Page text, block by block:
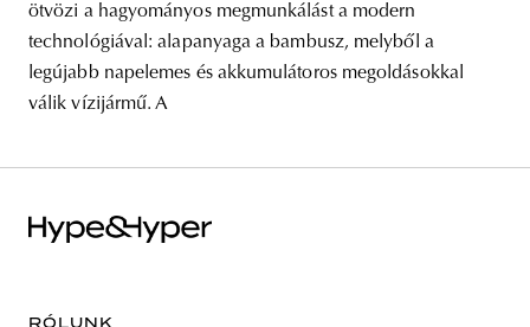
ötvözi a hagyományos megmunkálást a modern
technológiával: alapanyaga a bambusz, melyből a
legújabb napelemes és akkumulátoros megoldásokkal
válik vízijármű. A
RÓLUNK